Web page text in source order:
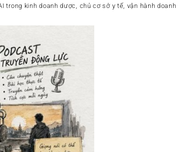
trong kinh doanh dược, chủ cơ sở y tế, vận hành doanh